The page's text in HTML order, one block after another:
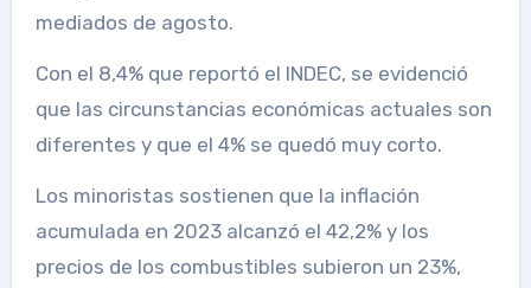
mediados de agosto.
Con el 8,4% que reportó el INDEC, se evidenció
que las circunstancias económicas actuales son
diferentes y que el 4% se quedó muy corto.
Los minoristas sostienen que la inflación
acumulada en 2023 alcanzó el 42,2% y los
precios de los combustibles subieron un 23%,